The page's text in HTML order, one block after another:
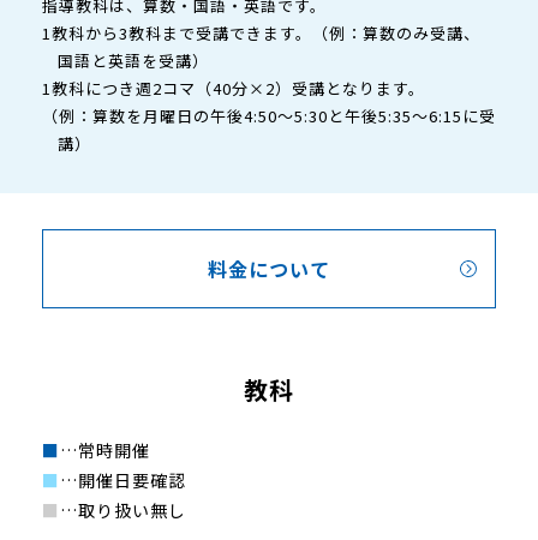
指導教科は、算数・国語・英語です。
1教科から3教科まで受講できます。（例：算数のみ受講、
国語と英語を受講）
1教科につき週2コマ（40分×2）受講となります。
（例：算数を月曜日の午後4:50～5:30と午後5:35～6:15に受
講）
料金について
教科
■…常時開催
■ …開催日要確認
■ …取り扱い無し